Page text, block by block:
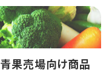
青果売場向け商品